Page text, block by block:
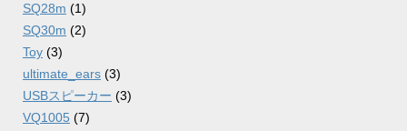
SQ28m (1)
SQ30m (2)
Toy (3)
ultimate_ears (3)
USBスピーカー (3)
VQ1005 (7)